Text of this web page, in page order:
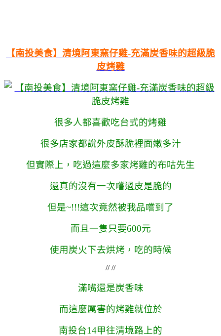
【南投美食】清境阿東窯仔雞-充滿炭香味的超級脆
皮烤雞
很多人都喜歡吃台式的烤雞
很多店家都說外皮酥脆裡面嫩多汁
但實際上，吃過這麼多家烤雞的布咕先生
還真的沒有一次嚐過皮是脆的
但是~!!!這次竟然被我品嚐到了
而且一隻只要600元
使用炭火下去烘烤，吃的時候
// //
滿嘴還是炭香味
而這麼厲害的烤雞就位於
南投台14甲往清境路上的